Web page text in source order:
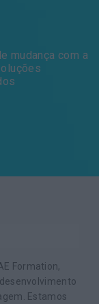
mudança com a
Formation,
Estamos